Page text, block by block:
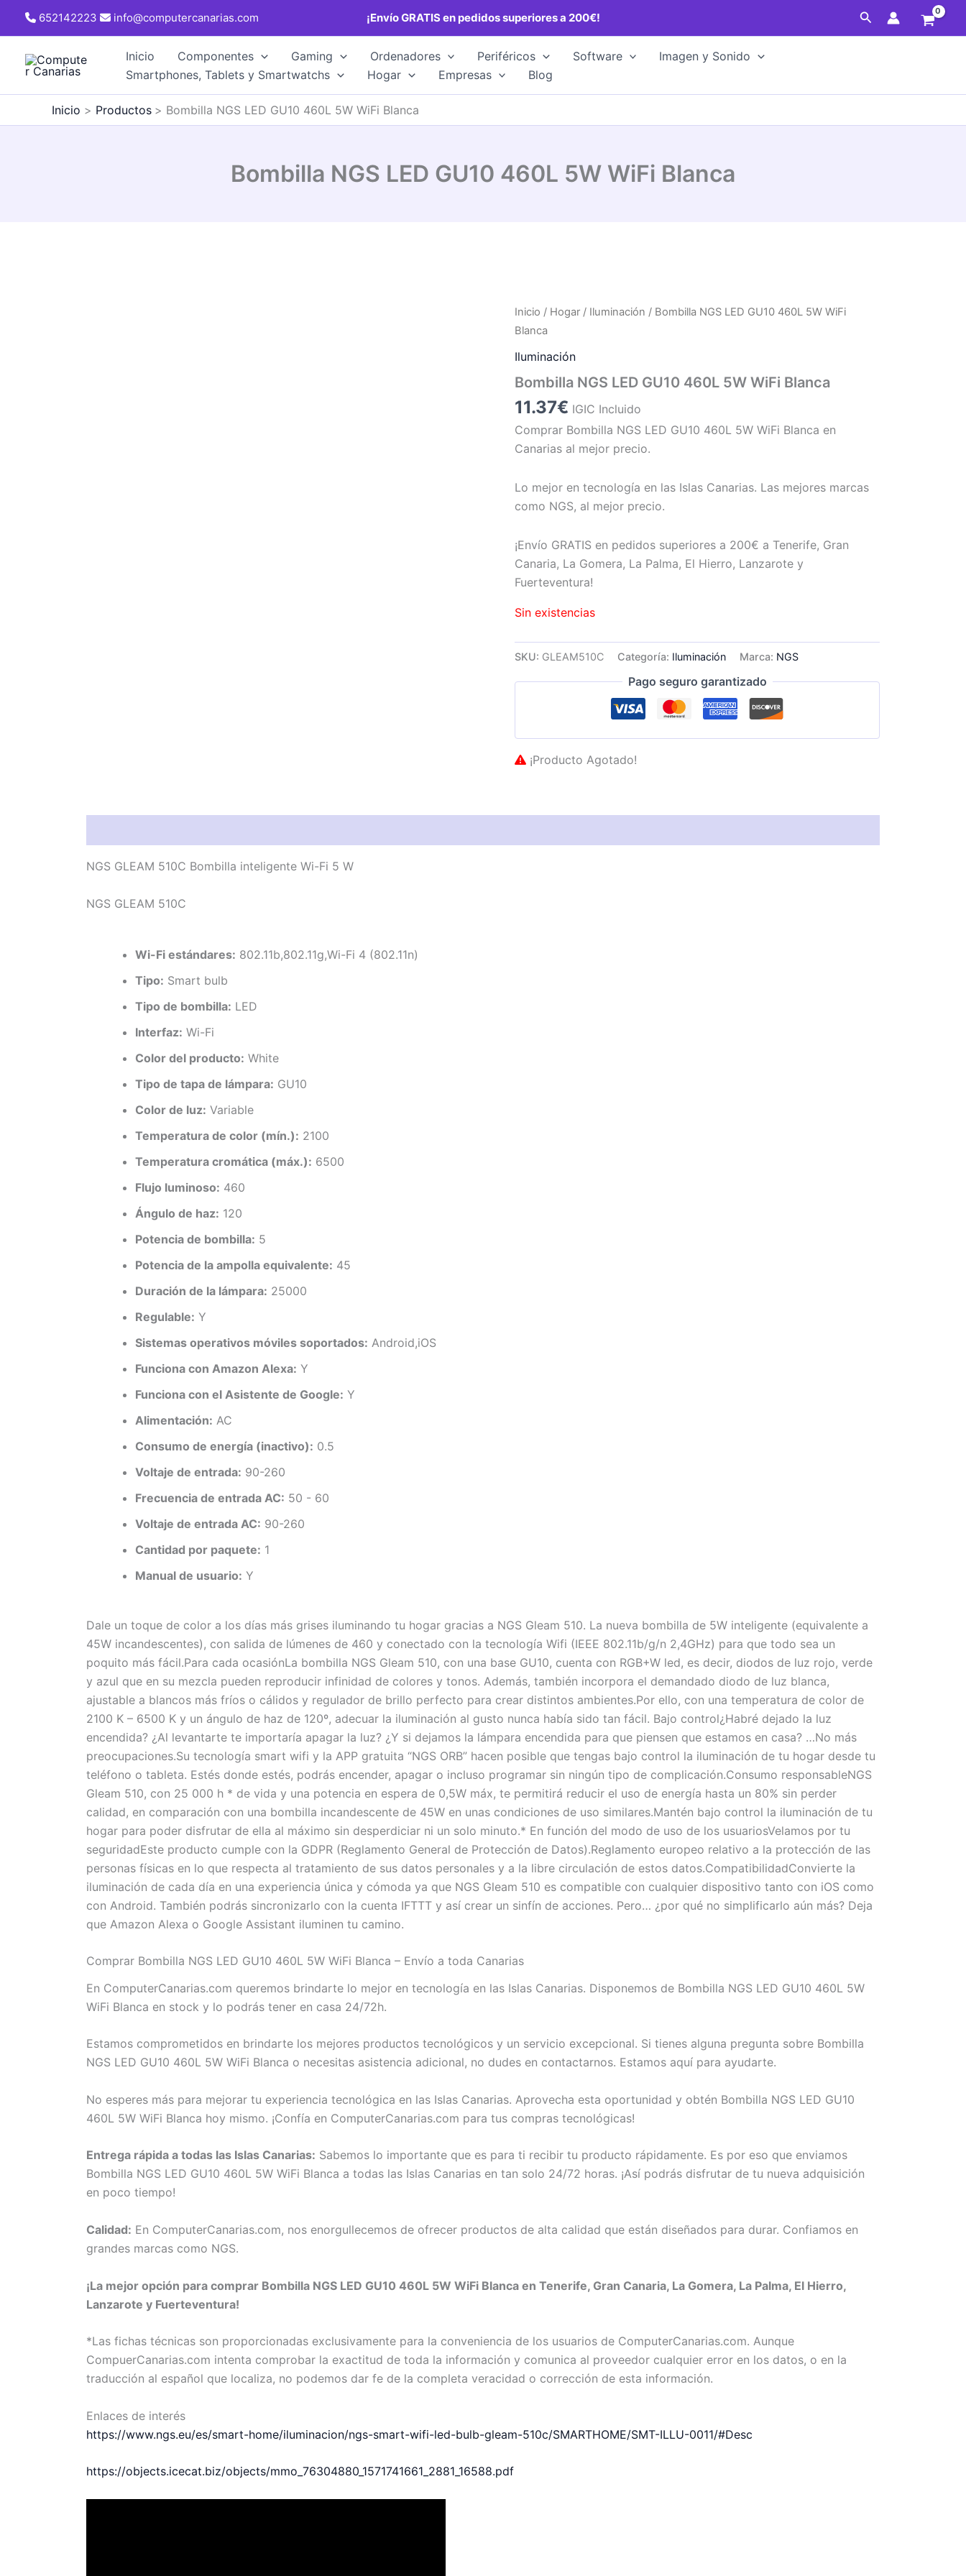
652142223 info@computercanarias.com ¡Envío GRATIS en pedidos superiores a 200€! Buscar
Inicio Componentes Gaming Ordenadores Periféricos Software
Imagen y Sonido
Smartphones, Tablets y Smartwatchs
Hogar Empresas Blog
Inicio Productos Bombilla NGS LED GU10 460L 5W WiFi Blanca
Bombilla NGS LED GU10 460L 5W WiFi Blanca
Inicio / Hogar / Iluminación / Bombilla NGS LED GU10 460L 5W WiFi
Blanca
Iluminación
Bombilla NGS LED GU10 460L 5W WiFi Blanca
11.37€ IGIC Incluido
Comprar Bombilla NGS LED GU10 460L 5W WiFi Blanca en
Canarias al mejor precio.
Lo mejor en tecnología en las Islas Canarias. Las mejores marcas
como NGS, al mejor precio.
¡Envío GRATIS en pedidos superiores a 200€ a Tenerife, Gran
Canaria, La Gomera, La Palma, El Hierro, Lanzarote y
Fuerteventura!
Sin existencias
SKU: GLEAM510C Categoría: Iluminación Marca: NGS
Pago seguro garantizado
¡Producto Agotado!
NGS GLEAM 510C Bombilla inteligente Wi-Fi 5 W
NGS GLEAM 510C
Wi-Fi estándares: 802.11b,802.11g,Wi-Fi 4 (802.11n)
Tipo: Smart bulb
Tipo de bombilla: LED
Interfaz: Wi-Fi
Color del producto: White
Tipo de tapa de lámpara: GU10
Color de luz: Variable
Temperatura de color (mín.): 2100
Temperatura cromática (máx.): 6500
Flujo luminoso: 460
Ángulo de haz: 120
Potencia de bombilla: 5
Potencia de la ampolla equivalente: 45
Duración de la lámpara: 25000
Regulable: Y
Sistemas operativos móviles soportados: Android,iOS
Funciona con Amazon Alexa: Y
Funciona con el Asistente de Google: Y
Alimentación: AC
Consumo de energía (inactivo): 0.5
Voltaje de entrada: 90-260
Frecuencia de entrada AC: 50 - 60
Voltaje de entrada AC: 90-260
Cantidad por paquete: 1
Manual de usuario: Y
Dale un toque de color a los días más grises iluminando tu hogar gracias a NGS Gleam 510. La nueva bombilla de 5W inteligente (equivalente a
45W incandescentes), con salida de lúmenes de 460 y conectado con la tecnología Wifi (IEEE 802.11b/g/n 2,4GHz) para que todo sea un
poquito más fácil.Para cada ocasiónLa bombilla NGS Gleam 510, con una base GU10, cuenta con RGB+W led, es decir, diodos de luz rojo, verde
y azul que en su mezcla pueden reproducir infinidad de colores y tonos. Además, también incorpora el demandado diodo de luz blanca,
ajustable a blancos más fríos o cálidos y regulador de brillo perfecto para crear distintos ambientes.Por ello, con una temperatura de color de
2100 K – 6500 K y un ángulo de haz de 120º, adecuar la iluminación al gusto nunca había sido tan fácil. Bajo control¿Habré dejado la luz
encendida? ¿Al levantarte te importaría apagar la luz? ¿Y si dejamos la lámpara encendida para que piensen que estamos en casa? …No más
preocupaciones.Su tecnología smart wifi y la APP gratuita “NGS ORB” hacen posible que tengas bajo control la iluminación de tu hogar desde tu
teléfono o tableta. Estés donde estés, podrás encender, apagar o incluso programar sin ningún tipo de complicación.Consumo responsableNGS
Gleam 510, con 25 000 h * de vida y una potencia en espera de 0,5W máx, te permitirá reducir el uso de energía hasta un 80% sin perder
calidad, en comparación con una bombilla incandescente de 45W en unas condiciones de uso similares.Mantén bajo control la iluminación de tu
hogar para poder disfrutar de ella al máximo sin desperdiciar ni un solo minuto.* En función del modo de uso de los usuariosVelamos por tu
seguridadEste producto cumple con la GDPR (Reglamento General de Protección de Datos).Reglamento europeo relativo a la protección de las
personas físicas en lo que respecta al tratamiento de sus datos personales y a la libre circulación de estos datos.CompatibilidadConvierte la
iluminación de cada día en una experiencia única y cómoda ya que NGS Gleam 510 es compatible con cualquier dispositivo tanto con iOS como
con Android. También podrás sincronizarlo con la cuenta IFTTT y así crear un sinfín de acciones. Pero… ¿por qué no simplificarlo aún más? Deja
que Amazon Alexa o Google Assistant iluminen tu camino.
Comprar Bombilla NGS LED GU10 460L 5W WiFi Blanca – Envío a toda Canarias
En ComputerCanarias.com queremos brindarte lo mejor en tecnología en las Islas Canarias. Disponemos de Bombilla NGS LED GU10 460L 5W
WiFi Blanca en stock y lo podrás tener en casa 24/72h.
Estamos comprometidos en brindarte los mejores productos tecnológicos y un servicio excepcional. Si tienes alguna pregunta sobre Bombilla
NGS LED GU10 460L 5W WiFi Blanca o necesitas asistencia adicional, no dudes en contactarnos. Estamos aquí para ayudarte.
No esperes más para mejorar tu experiencia tecnológica en las Islas Canarias. Aprovecha esta oportunidad y obtén Bombilla NGS LED GU10
460L 5W WiFi Blanca hoy mismo. ¡Confía en ComputerCanarias.com para tus compras tecnológicas!
Entrega rápida a todas las Islas Canarias: Sabemos lo importante que es para ti recibir tu producto rápidamente. Es por eso que enviamos
Bombilla NGS LED GU10 460L 5W WiFi Blanca a todas las Islas Canarias en tan solo 24/72 horas. ¡Así podrás disfrutar de tu nueva adquisición
en poco tiempo!
Calidad: En ComputerCanarias.com, nos enorgullecemos de ofrecer productos de alta calidad que están diseñados para durar. Confiamos en
grandes marcas como NGS.
¡La mejor opción para comprar Bombilla NGS LED GU10 460L 5W WiFi Blanca en Tenerife, Gran Canaria, La Gomera, La Palma, El Hierro,
Lanzarote y Fuerteventura!
*Las fichas técnicas son proporcionadas exclusivamente para la conveniencia de los usuarios de ComputerCanarias.com. Aunque
CompuerCanarias.com intenta comprobar la exactitud de toda la información y comunica al proveedor cualquier error en los datos, o en la
traducción al español que localiza, no podemos dar fe de la completa veracidad o corrección de esta información.
Enlaces de interés
https://www.ngs.eu/es/smart-home/iluminacion/ngs-smart-wifi-led-bulb-gleam-510c/SMARTHOME/SMT-ILLU-0011/#Desc
https://objects.icecat.biz/objects/mmo_76304880_1571741661_2881_16588.pdf